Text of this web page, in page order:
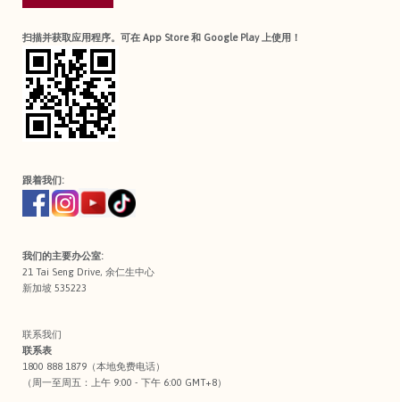
扫描并获取应用程序。可在 App Store 和 Google Play 上使用！
跟着我们:
我们的主要办公室:
21 Tai Seng Drive, 余仁生中心
新加坡 535223
联系我们
联系表
1800 888 1879（本地免费电话）
（周一至周五：上午 9:00 - 下午 6:00 GMT+8）